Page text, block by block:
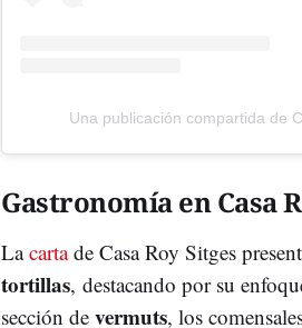
Una publicación compartida de
Gastronomía en Casa
Lacartade Casa Roy Sitges
tortillas, destacando por su
sección de vermuts, los